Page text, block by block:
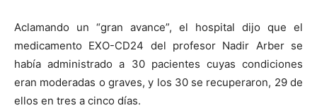
Aclamando un “gran avance”, el hospital dijo que el
medicamento EXO-CD24 del profesor Nadir Arber se
había administrado a 30 pacientes cuyas condiciones
eran moderadas o graves, y los 30 se recuperaron, 29 de
ellos en tres a cinco días.